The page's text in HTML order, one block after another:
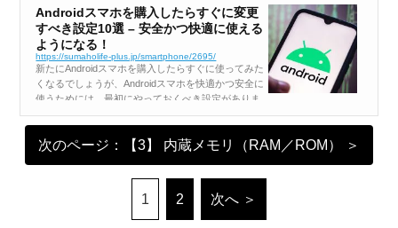
Androidスマホを購入したらすぐに変更
すべき設定10選 – 安全かつ快適に使える
ようになる！
https://sumaholife-plus.jp/smartphone/2695/
新たにAndroidスマホを購入したらすぐに使ってみた
くなるでしょうが、Androidスマホを快適かつ安全に
使うためには、最初にやっておくべき設定がありま
す。そこで今回は、Androidスマホを買ったらすぐに
やっておいたほうがいい設定を紹介しましょう。
【1】Goog...
次のページ：【3】 内蔵メモリ（RAM／ROM） ＞
1 2 次へ ＞